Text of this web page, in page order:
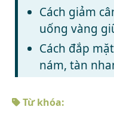
Cách giảm
uống vàng
Cách đắp
nám, tàn
Từ khóa: